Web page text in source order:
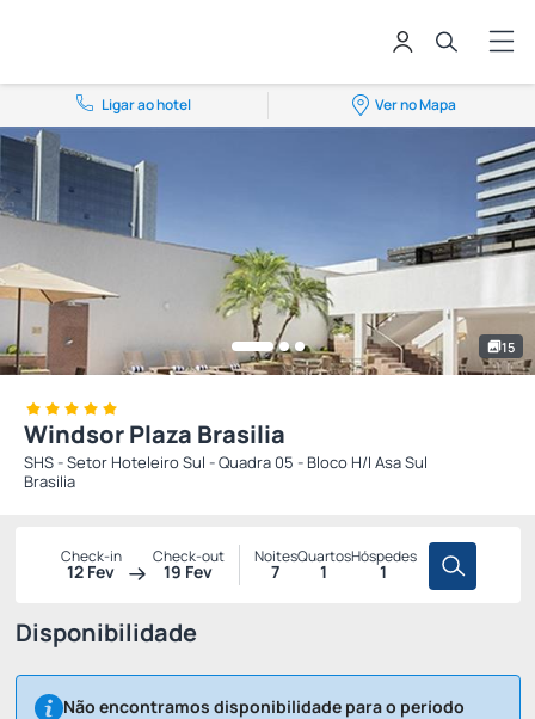
Ligar ao hotel Ver no Mapa
15
Windsor Plaza Brasilia
SHS - Setor Hoteleiro Sul - Quadra 05 - Bloco H/I Asa Sul
Brasilia
Check-in
12 Fev
Check-out
19 Fev
Noites
7
Quartos
1
Hóspedes
1
Disponibilidade
Não encontramos disponibilidade para o período